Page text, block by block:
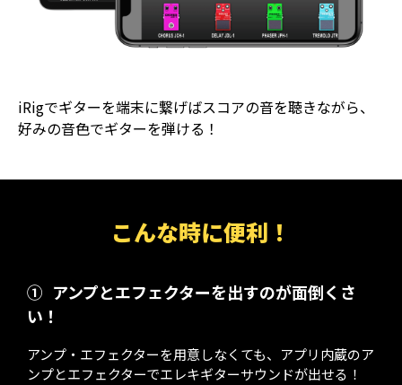
iRigでギターを端末に繋げばスコアの音を聴きながら、
好みの音色でギターを弾ける！
こんな時に便利！
① アンプとエフェクターを出すのが面倒くさ
い！
アンプ・エフェクターを用意しなくても、アプリ内蔵のア
ンプとエフェクターでエレキギターサウンドが出せる！